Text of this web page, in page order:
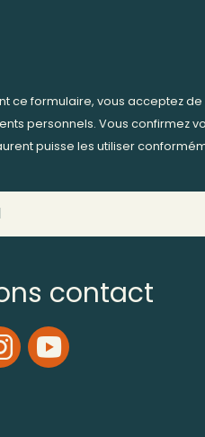
ce formulaire, vous acceptez
personnels. Vous confirmez
puisse les utiliser
contact